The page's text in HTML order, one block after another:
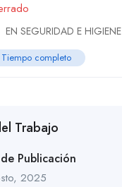
EN SEGURIDAD E HIGIENE
Tiempo completo
Trabajo
Publicación
2025